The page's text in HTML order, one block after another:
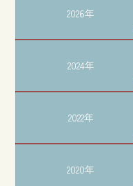
2026年
2024年
2022年
2020年